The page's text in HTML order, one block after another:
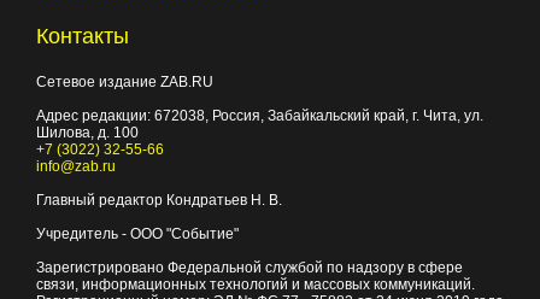
Контакты
Сетевое издание ZAB.RU
Адрес редакции: 672038, Россия, Забайкальский край, г. Чита, ул.
Шилова, д. 100
+7 (3022) 32-55-66
info@zab.ru
Главный редактор Кондратьев Н. В.
Учредитель - ООО "Событие"
Зарегистрировано Федеральной службой по надзору в сфере
связи, информационных технологий и массовых коммуникаций.